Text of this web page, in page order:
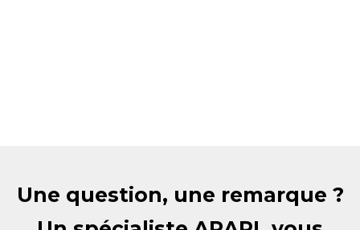
Une question, une remarque ?